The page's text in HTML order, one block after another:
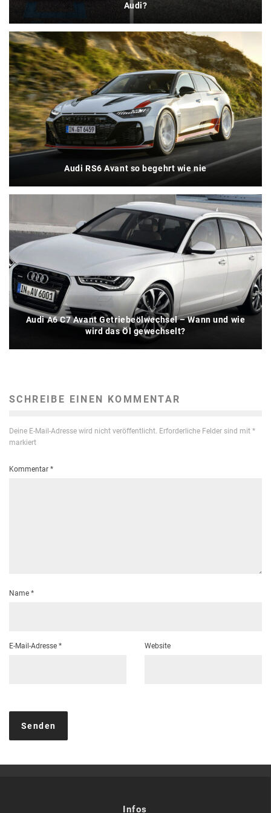
Audi?
Audi RS6 Avant so begehrt wie nie
Audi A6 C7 Avant Getriebeölwechsel – Wann und wie
wird das Öl gewechselt?
SCHREIBE EINEN KOMMENTAR
Deine E-Mail-Adresse wird nicht veröffentlicht. Erforderliche Felder sind mit *
markiert
Kommentar *
Name *
E-Mail-Adresse * Website
Infos